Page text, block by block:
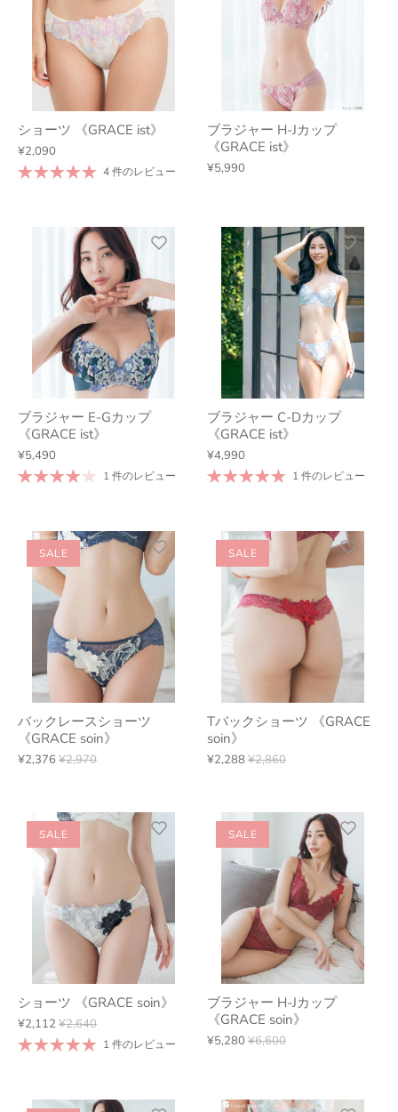
ショーツ 《GRACE ist》
¥2,090
4 件のレビュー
ブラジャー H-Jカップ
《GRACE ist》
¥5,990
ブラジャー E-Gカップ
《GRACE ist》
¥5,490
1 件のレビュー
ブラジャー C-Dカップ
《GRACE ist》
¥4,990
1 件のレビュー
SALE
バックレースショーツ
《GRACE soin》
¥2,376 ¥2,970
SALE
Tバックショーツ 《GRACE
soin》
¥2,288¥2,860
SALE
ショーツ 《GRACE soin》
¥2,112 ¥2,640
1 件のレビュー
SALE
ブラジャー H-Jカップ
《GRACE soin》
¥5,280 ¥6,600